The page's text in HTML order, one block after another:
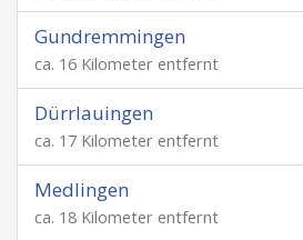
Gundremmingen
ca. 16 Kilometer entfernt
Dürrlauingen
ca. 17 Kilometer entfernt
Medlingen
ca. 18 Kilometer entfernt